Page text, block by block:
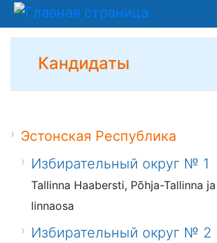
Кандидаты
Эстонская Республика
Избирательный округ № 1
Tallinna Haabersti, Põhja-Tallinna
linnaosa
Избирательный округ № 2